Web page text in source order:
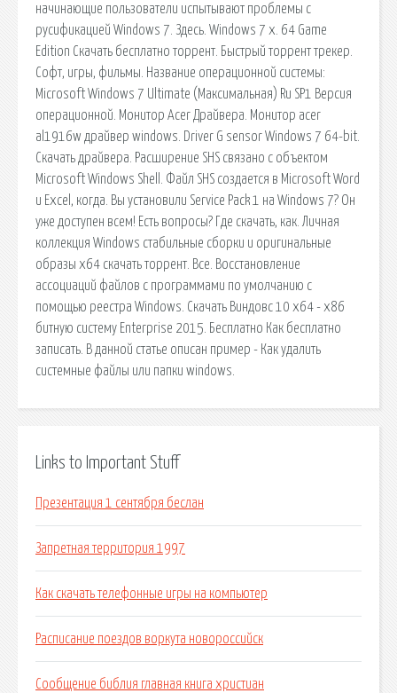
начинающие пользователи испытывают проблемы с
русификацией Windows 7. Здесь. Windows 7 x. 64 Game
Edition Скачать бесплатно торрент. Быстрый торрент трекер.
Софт, игры, фильмы. Название операционной системы:
Microsoft Windows 7 Ultimate (Максимальная) Ru SP1 Версия
операционной. Монитор Acer Драйвера. Монитор acer
al1916w драйвер windows. Driver G sensor Windows 7 64-bit.
Скачать драйвера. Расширение SHS связано с объектом
Microsoft Windows Shell. Файл SHS создается в Microsoft Word
и Excel, когда. Вы установили Service Pack 1 на Windows 7? Он
уже доступен всем! Есть вопросы? Где скачать, как. Личная
коллекция Windows стабильные сборки и оригинальные
образы x64 скачать торрент. Все. Восстановление
ассоциаций файлов с программами по умолчанию с
помощью реестра Windows. Скачать Виндовс 10 x64 - x86
битную систему Enterprise 2015. Бесплатно Как бесплатно
записать. В данной статье описан пример - Как удалить
системные файлы или папки windows.
Links to Important Stuff
Презентация 1 сентября беслан
Запретная территория 1997
Как скачать телефонные игры на компьютер
Расписание поездов воркута новороссийск
Сообщение библия главная книга христиан